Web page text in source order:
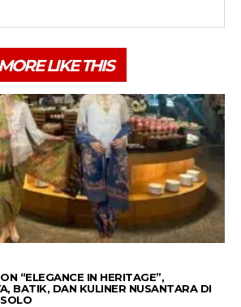
LIKE THIS
“ELEGANCE IN HERITAGE”,
BATIK, DAN KULINER NUSANTARA DI